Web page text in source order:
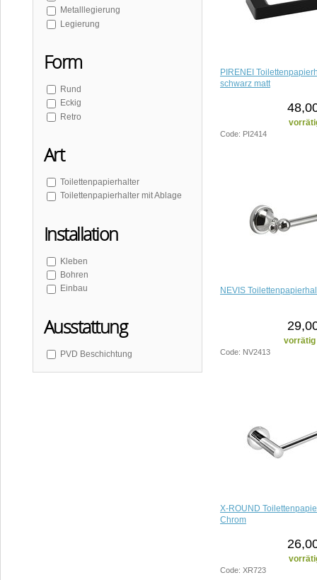
SKA
Metalllegierung
Legierung
Form
Rund
Eckig
Retro
Art
Toilettenpapierhalter
Toilettenpapierhalter mit Ablage
Installation
Kleben
Bohren
Einbau
Ausstattung
PVD Beschichtung
PIRENEI
schwarz matt
Code: PI2414
NEVIS
vorrätig
Code: NV2413
X-ROUND
Chrom
Code: XR723